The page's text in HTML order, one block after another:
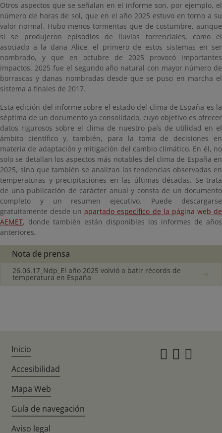
Otros aspectos que se señalan en el informe son, por ejemplo, el
número de horas de sol, que en el año 2025 estuvo en torno a su
valor normal. Hubo menos tormentas que de costumbre, aunque
sí se produjeron episodios de lluvias torrenciales, como el
asociado a la dana Alice, el primero de estos sistemas en ser
nombrado, y que en octubre de 2025 provocó importantes
impactos. 2025 fue el segundo año natural con mayor número de
borrascas y danas nombradas desde que se puso en marcha el
sistema a finales de 2017.
Esta edición del informe sobre el estado del clima de España es la
séptima de un documento ya consolidado, cuyo objetivo es ofrecer
datos rigurosos sobre el clima de nuestro país de utilidad en el
ámbito científico y, también, para la toma de decisiones en
materia de adaptación y mitigación del cambio climático. En él, no
solo se detallan los aspectos más notables del clima de España en
2025, sino que también se analizan las tendencias observadas en
temperaturas y precipitaciones en las últimas décadas. Se trata
de una publicación de carácter anual y consta de un documento
completo y un resumen ejecutivo. Puede descargarse
gratuitamente desde unapartado específico de la página web de
AEMET, donde también están disponibles los informes de años
anteriores.
Nota de prensa
26.06.17_Ndp_El año 2025 volvió a batir récords de
temperatura en España
Inicio
Accesibilidad
Mapa Web
Guía de navegación
Aviso legal